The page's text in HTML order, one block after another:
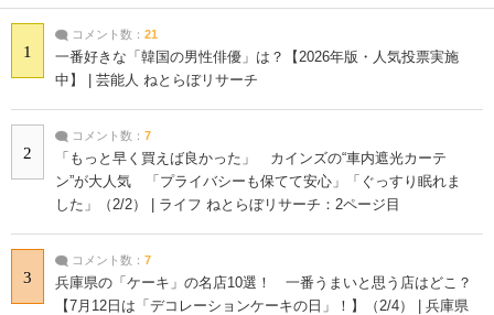
1
コメント数： 21
一番好きな「韓国の男性俳優」は？【2026年版・人気投票実施
中】 | 芸能人 ねとらぼリサーチ
2
コメント数： 7
「もっと早く買えば良かった」 カインズの“車内遮光カーテ
ン”が大人気 「プライバシーも保てて安心」「ぐっすり眠れま
した」（2/2） | ライフ ねとらぼリサーチ：2ページ目
3
コメント数： 7
兵庫県の「ケーキ」の名店10選！ 一番うまいと思う店はどこ？
【7月12日は「デコレーションケーキの日」！】（2/4） | 兵庫県